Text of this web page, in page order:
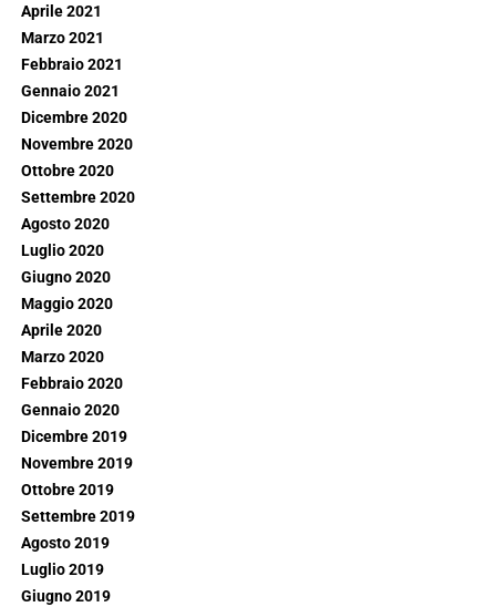
Aprile 2021
Marzo 2021
Febbraio 2021
Gennaio 2021
Dicembre 2020
Novembre 2020
Ottobre 2020
Settembre 2020
Agosto 2020
Luglio 2020
Giugno 2020
Maggio 2020
Aprile 2020
Marzo 2020
Febbraio 2020
Gennaio 2020
Dicembre 2019
Novembre 2019
Ottobre 2019
Settembre 2019
Agosto 2019
Luglio 2019
Giugno 2019